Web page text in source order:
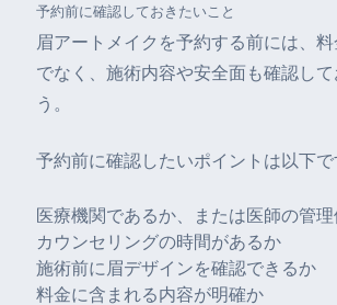
予約前に確認しておきたいこと
眉アートメイクを予約する前には、
でなく、施術内容や安全面も確認して
う。
予約前に確認したいポイントは以下で
医療機関であるか、または医師の管
カウンセリングの時間があるか
施術前に眉デザインを確認できるか
料金に含まれる内容が明確か